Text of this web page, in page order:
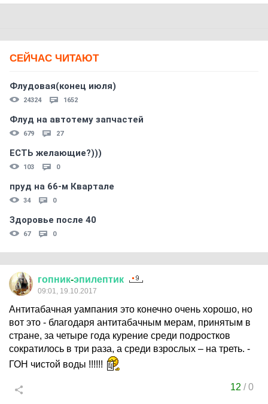
СЕЙЧАС ЧИТАЮТ
Флудовая(конец июля)
24324 1652
Флуд на автотему запчастей
679 27
ЕСТЬ желающие?)))
103 0
пруд на 66-м Квартале
34 0
Здоровье после 40
67 0
гопник-эпилептик
09:01, 19.10.2017
Антитабачная уампания это конечно очень хорошо, но
вот это - благодаря антитабачным мерам, принятым в
стране, за четыре года курение среди подростков
сократилось в три раза, а среди взрослых – на треть. -
ГОН чистой воды !!!!!!
12 /0